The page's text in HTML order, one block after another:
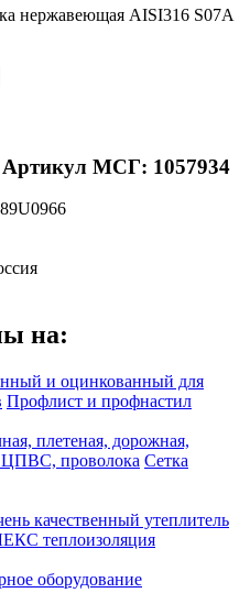
Артикул МСГ: 1057934
на:
и оцинкованный для
Профлист и профнастил
плетеная, дорожная,
ЦПВС, проволока Сетка
качественный утеплитель
теплоизоляция
оборудование